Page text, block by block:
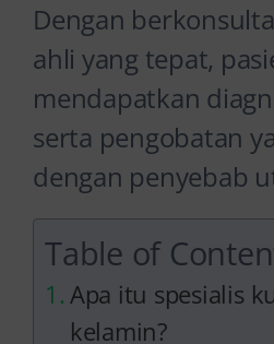
Dengan
ahli yang tepat,
mendapatkan
serta pengobatan
dengan penyebab
Table of
Apa itu spesialis
kelamin?